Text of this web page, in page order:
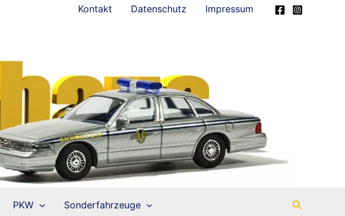
Kontakt Datenschutz Impressum
PKW Sonderfahrzeuge Suchen